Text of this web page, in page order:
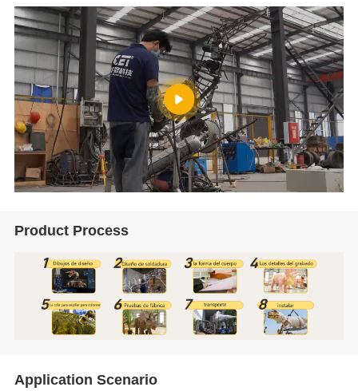
Product Process
Application Scenario